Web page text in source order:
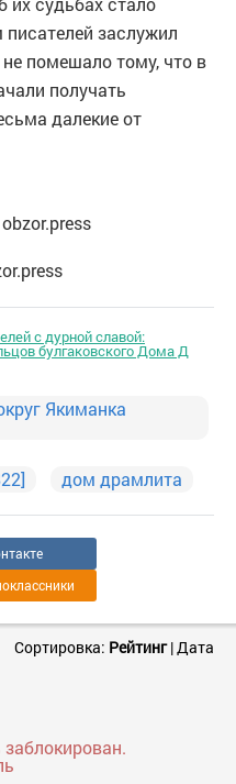
заслужил
помешало тому, что в
получать
далекие от
с дурной славой:
булгаковского Дома Д
Якиманка
дом драмлита
Сортировка: Рейтинг|Дата